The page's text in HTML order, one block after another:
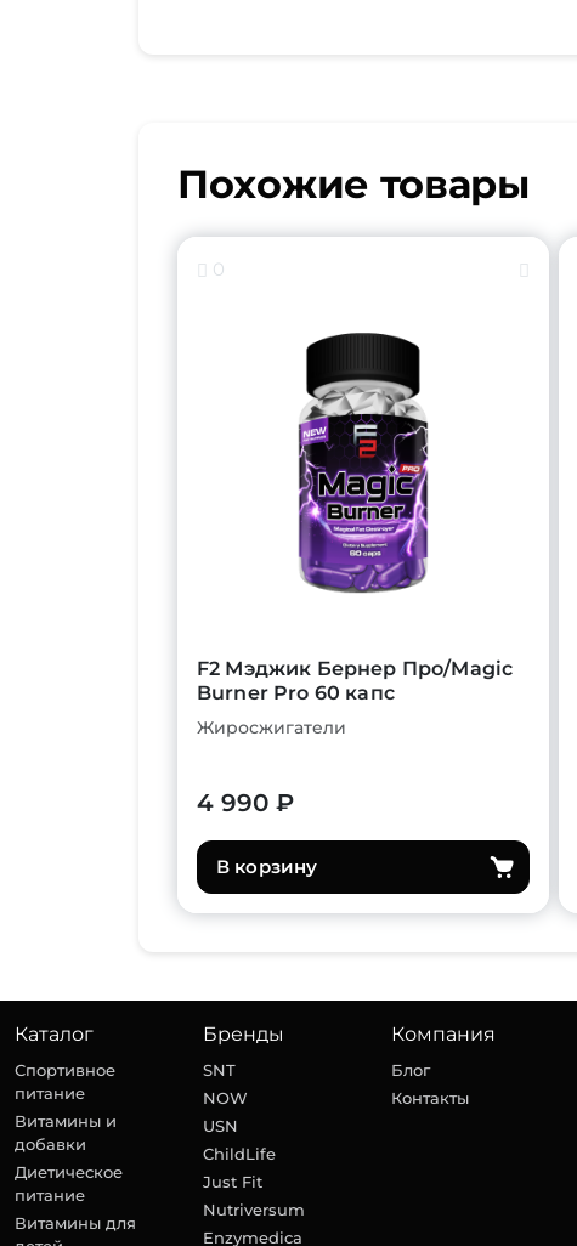
Похожие товары
0
F2 Мэджик Бернер Про/Magic
Burner Pro 60 капс
Жиросжигатели
4 990 ₽
В корзину
Каталог
Спортивное
питание
Витамины и
добавки
Диетическое
питание
Витамины для
Бренды
SNT
NOW
USN
ChildLife
Just Fit
Nutriversum
Enzymedica
Компания
Блог
Контакты